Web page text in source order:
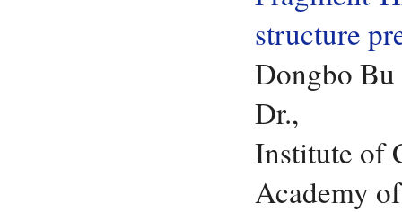
structure
Dongbo Bu
Dr.,
Institute of
Academy